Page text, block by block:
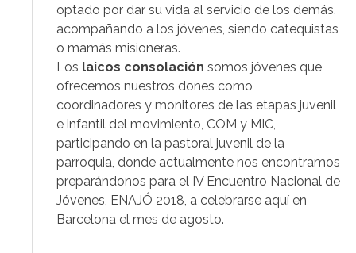
optado por dar su vida al servicio de los demás,
acompañando a los jóvenes, siendo catequistas
o mamás misioneras.
Los laicos consolación somos jóvenes que
ofrecemos nuestros dones como
coordinadores y monitores de las etapas juvenil
e infantil del movimiento, COM y MIC,
participando en la pastoral juvenil de la
parroquia, donde actualmente nos encontramos
preparándonos para el IV Encuentro Nacional de
Jóvenes, ENAJÓ 2018, a celebrarse aquí en
Barcelona el mes de agosto.